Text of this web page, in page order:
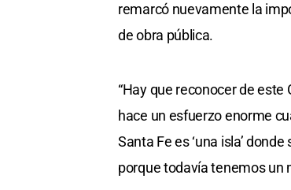
remarcó nuevamente la
de obra pública.
“Hay que reconocer de
hace un esfuerzo enorme
Santa Fe es ‘una isla’
porque todavía tenemos un